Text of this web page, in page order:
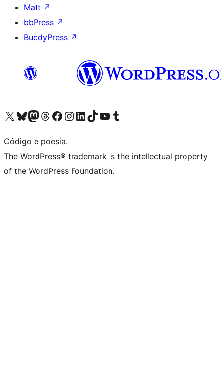
Matt ↗
bbPress ↗
BuddyPress ↗
Visite a nossa conta X (antigo Twitter)
Visit our Bluesky account
Visit our Mastodon account
Visit our Threads account
Visite a nossa página do Facebook
Visite a nossa conta no Instagram
Visite a nossa conta no LinkedIn
Visit our TikTok account
Visit our YouTube channel
Visit our Tumblr account
Código é poesia.
The WordPress® trademark is the intellectual property
of the WordPress Foundation.